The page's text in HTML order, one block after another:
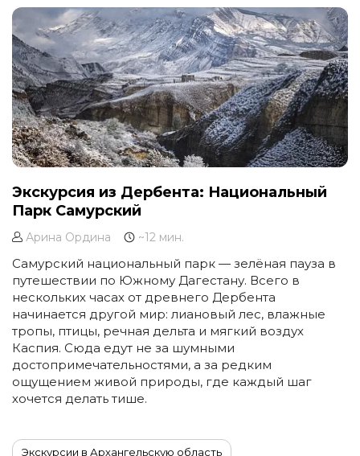
Экскурсия из Дербента: Национальный
Парк Самурский
Арина Ордина ~12 мин.
Самурский национальный парк — зелёная пауза в
путешествии по Южному Дагестану. Всего в
нескольких часах от древнего Дербента
начинается другой мир: лиановый лес, влажные
тропы, птицы, речная дельта и мягкий воздух
Каспия. Сюда едут не за шумными
достопримечательностями, а за редким
ощущением живой природы, где каждый шаг
хочется делать тише.
Экскурсии в Архангельскую область